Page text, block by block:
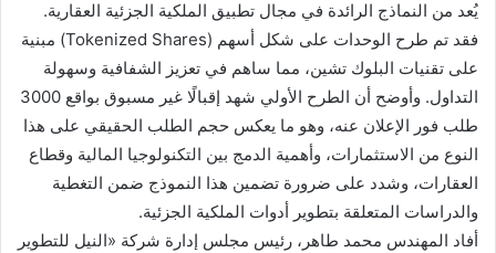
يُعد من النماذج الرائدة في مجال تطبيق الملكية الجزئية العقارية.
فقد تم طرح الوحدات على شكل أسهم (Tokenized Shares) مبنية
على تقنيات البلوك تشين، مما ساهم في تعزيز الشفافية وسهولة
التداول. وأوضح أن الطرح الأولي شهد إقبالًا غير مسبوق بواقع 3000
طلب فور الإعلان عنه، وهو ما يعكس حجم الطلب الحقيقي على هذا
النوع من الاستثمارات، وأهمية الدمج بين التكنولوجيا المالية وقطاع
العقارات، وشدد على ضرورة تضمين هذا النموذج ضمن التغطية
والدراسات المتعلقة بتطوير أدوات الملكية الجزئية.
أفاد المهندس محمد طاهر، رئيس مجلس إدارة شركة «النيل للتطوير